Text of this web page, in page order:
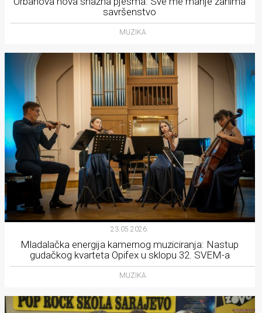
savršenstvo
MUZIKA
23.05.2026.
Mladalačka energija kamernog muziciranja: Nastup
gudačkog kvarteta Opifex u sklopu 32. SVEM-a
MUZIKA